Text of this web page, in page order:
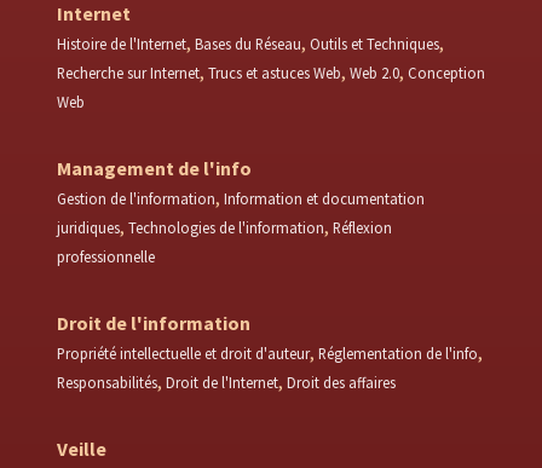
Internet
Histoire de l'Internet Bases du Réseau Outils et Techniques
Recherche sur Internet Trucs et astuces Web Web 2.0 Conception
Web
Management de l'info
Gestion de l'information Information et documentation
juridiques Technologies de l'information Réflexion
professionnelle
Droit de l'information
Propriété intellectuelle et droit d'auteur Réglementation de l'info
Responsabilités Droit de l'Internet Droit des affaires
Veille